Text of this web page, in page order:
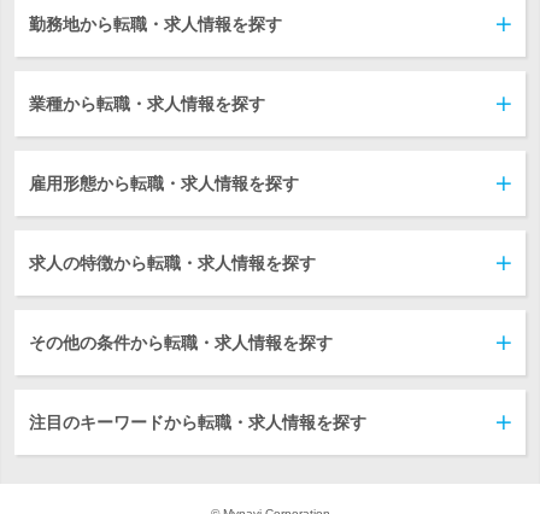
勤務地から転職・求人情報を探す
業種から転職・求人情報を探す
雇用形態から転職・求人情報を探す
求人の特徴から転職・求人情報を探す
その他の条件から転職・求人情報を探す
注目のキーワードから転職・求人情報を探す